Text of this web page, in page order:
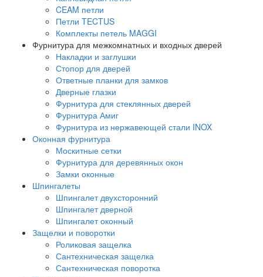
CEAM петли
Петли TECTUS
Комплекты петель MAGGI
Фурнитура для межкомнатных и входных дверей
Накладки и заглушки
Стопор для дверей
Ответные планки для замков
Дверные глазки
Фурнитура для стеклянных дверей
Фурнитура Амиг
Фурнитура из нержавеющей стали INOX
Оконная фурнитура
Москитные сетки
Фурнитура для деревянных окон
Замки оконные
Шпингалеты
Шпингалет двухсторонний
Шпингалет дверной
Шпингалет оконный
Защелки и поворотки
Роликовая защелка
Сантехническая защелка
Сантехническая поворотка